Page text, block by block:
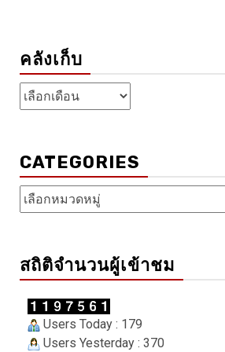
คลังเก็บ
คลัง
เก็บ
CATEGORIES
Categories
สถิติจำนวนผู้เข้าชม
Users Today : 179
Users Yesterday : 370